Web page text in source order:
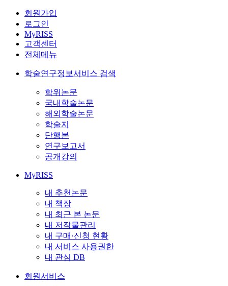
회원가입
로그인
MyRISS
고객센터
전체메뉴
학술연구정보서비스 검색
학위논문
국내학술논문
해외학술논문
학술지
단행본
연구보고서
공개강의
MyRISS
내 추천논문
내 책장
내 최근 본 논문
내 저작물관리
내 구매·신청 현황
내 서비스 사용권한
내 관심 DB
회원서비스